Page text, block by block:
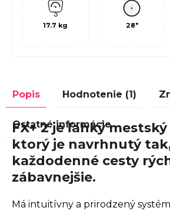
17.7 kg 28"
Popis Hodnotenie (1)
Ostatné informácie
FX+ 2 je ľahký
ktorý je navrhnutý
každodenné cesty
zábavnejšie.
Má intuitívny a prirodzený